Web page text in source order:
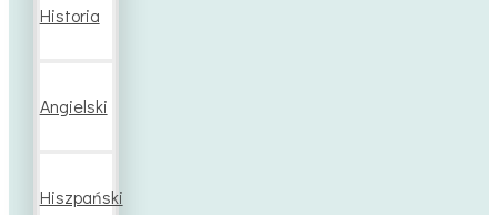
Historia
Angielski
Hiszpański